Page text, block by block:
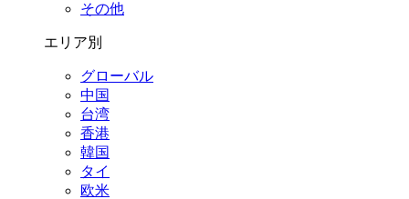
その他
エリア別
グローバル
中国
台湾
香港
韓国
タイ
欧米